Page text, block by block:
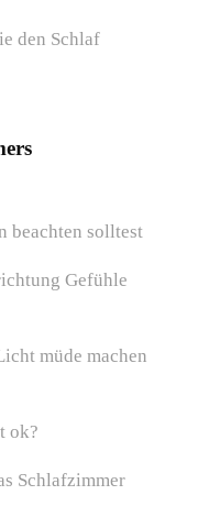
den Schlaf
beachten solltest
Gefühle
müde machen
ok?
Schlafzimmer